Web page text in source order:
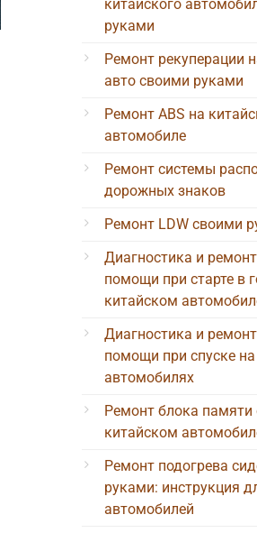
китайского
руками
Ремонт рекуперации
авто своими руками
Ремонт ABS на
автомобиле
Ремонт системы
дорожных знаков
Ремонт LDW своими
Диагностика и
помощи при старте в
китайском
Диагностика и
помощи при спуске
автомобилях
Ремонт блока памяти
китайском
Ремонт подогрева
руками: инструкция
автомобилей